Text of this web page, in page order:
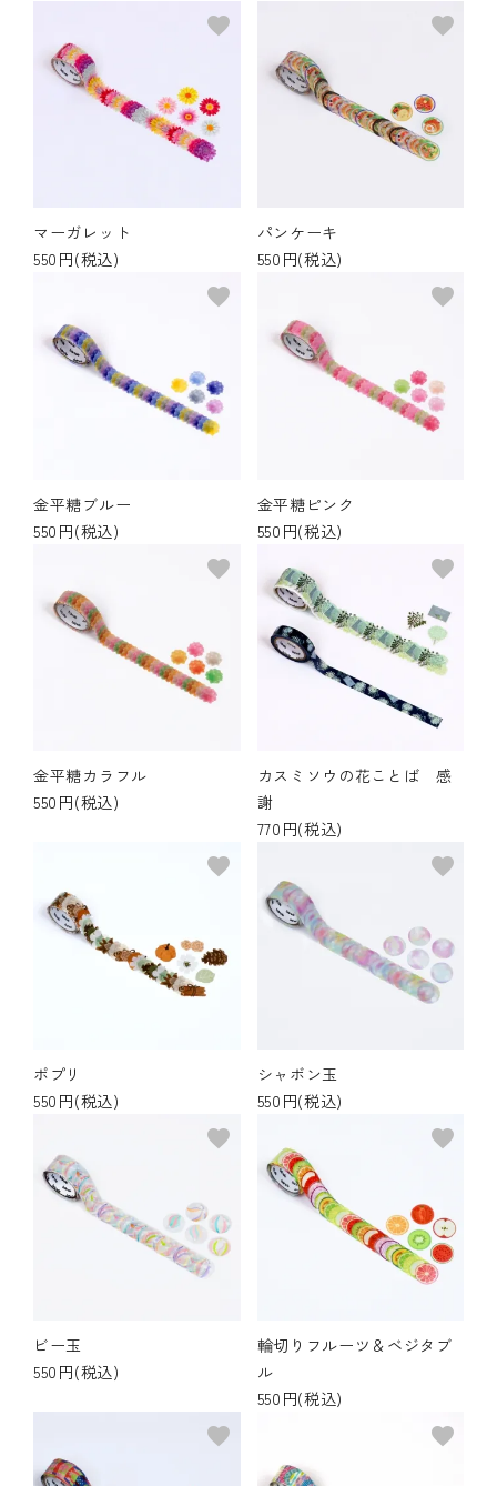
マーガレット
550円(税込)
favorite
パンケーキ
550円(税込)
favorite
金平糖ブルー
550円(税込)
favorite
金平糖ピンク
550円(税込)
favorite
金平糖カラフル
550円(税込)
favorite
カスミソウの花ことば 感
謝
770円(税込)
favorite
ポプリ
550円(税込)
favorite
シャボン玉
550円(税込)
favorite
ビー玉
550円(税込)
favorite
輪切りフルーツ＆ベジタブ
ル
550円(税込)
favorite
favorite favorite